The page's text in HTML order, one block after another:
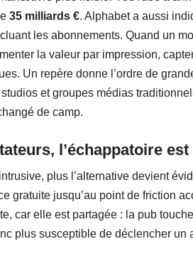
35 milliards €. Alphabet a aussi
les abonnements. Quand un
la valeur par impression,
Un repère donne l’ordre de
et groupes médias
de camp.
l’échappatoire
plus l’alternative devient
gratuite jusqu’au point de friction
car elle est partagée : la pub
plus susceptible de déclencher un